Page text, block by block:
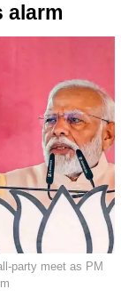
alarm
party meet as PM